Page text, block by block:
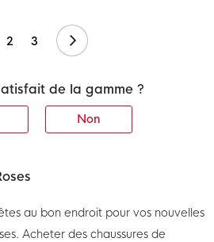
2 3 Suivant
de la gamme ?
Non
au bon endroit pour vos nouvelles
Acheter des chaussures de